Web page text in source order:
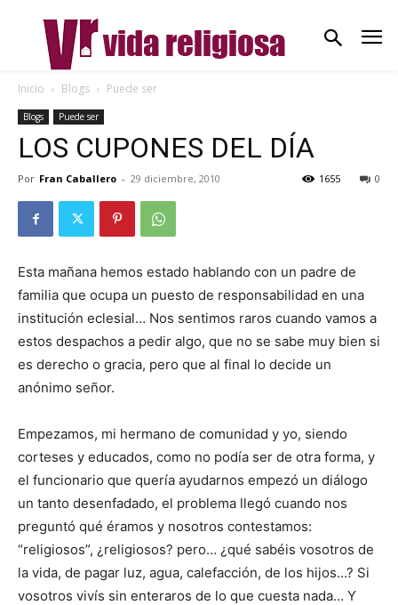
Inicio Blogs Puede ser
Blogs Puede ser
LOS CUPONES DEL DÍA
Por Fran Caballero - 29 diciembre, 2010 0
1655
Esta mañana hemos estado hablando con un padre de
familia que ocupa un puesto de responsabilidad en una
institución eclesial… Nos sentimos raros cuando vamos a
estos despachos a pedir algo, que no se sabe muy bien si
es derecho o gracia, pero que al final lo decide un
anónimo señor.
Empezamos, mi hermano de comunidad y yo, siendo
corteses y educados, como no podía ser de otra forma, y
el funcionario que quería ayudarnos empezó un diálogo
un tanto desenfadado, el problema llegó cuando nos
preguntó qué éramos y nosotros contestamos:
“religiosos”, ¿religiosos? pero… ¿qué sabéis vosotros de
la vida, de pagar luz, agua, calefacción, de los hijos…? Si
vosotros vivís sin enteraros de lo que cuesta nada… Y